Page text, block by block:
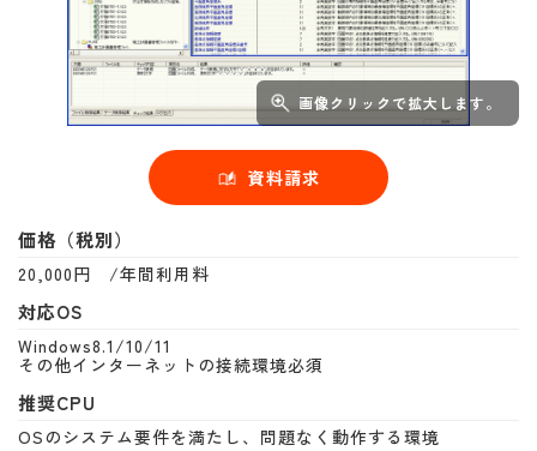
画像クリックで拡大します。
資料請求
価格（税別）
20,000円 /年間利用料
対応OS
Windows8.1/10/11
その他インターネットの接続環境必須
推奨CPU
OSのシステム要件を満たし、問題なく動作する環境